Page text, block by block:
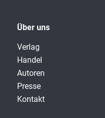
Über uns
Verlag
Handel
Autoren
Presse
Kontakt